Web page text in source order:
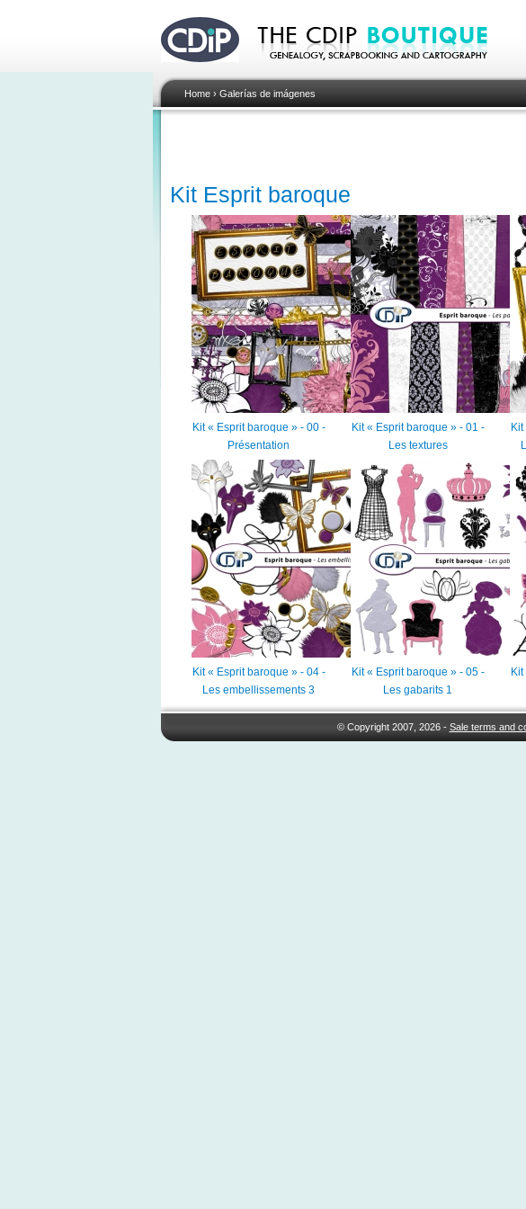
Home› Galerías de imágenes
Kit Esprit baroque
Kit « Esprit baroque » - 00 -
Présentation
Kit « Esprit baroque » - 01 -
Les textures
Kit « Esprit baroque » - 04 -
Les embellissements 3
Kit « Esprit baroque » - 05 -
Les gabarits 1
© Copyright 2007, 2026 - Sale terms and